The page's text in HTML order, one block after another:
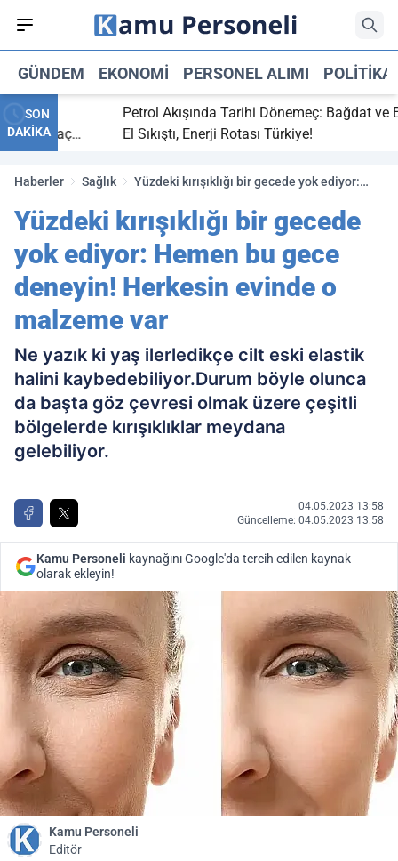
GÜNDEM EKONOMI PERSONEL ALIMI POLITIKA
SON
DAKİKA
bitti,
maç
Petrol Akışında Tarihi Dönemeç: Bağdat ve Erbil
El Sıkıştı, Enerji Rotası Türkiye!
Haberler Sağlık
Yüzdeki kırışıklığı bir gecede yok ediyor:
malzeme var
Yüzdeki kırışıklığı bir gecede
yok ediyor: Hemen bu gece
deneyin! Herkesin evinde o
malzeme var
Ne yazık ki yaş ilerledikçe cilt eski elastik
halini kaybedebiliyor.Durum böyle olunca
da başta göz çevresi olmak üzere çeşitli
bölgelerde kırışıklıklar meydana
gelebiliyor.
04.05.2023 13:58
Güncelleme: 04.05.2023 13:58
Kamu Personeli kaynağını Google'da tercih edilen kaynak
olarak ekleyin!
Kamu Personeli
Editör